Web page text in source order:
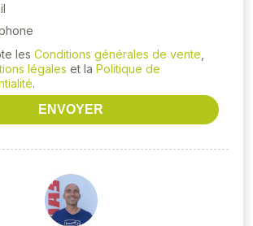
les Conditions générales de vente
légales et la Politique de
ENVOYER